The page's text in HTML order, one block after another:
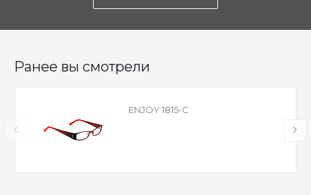
Ранее вы смотрели
ENJOY 1815-C